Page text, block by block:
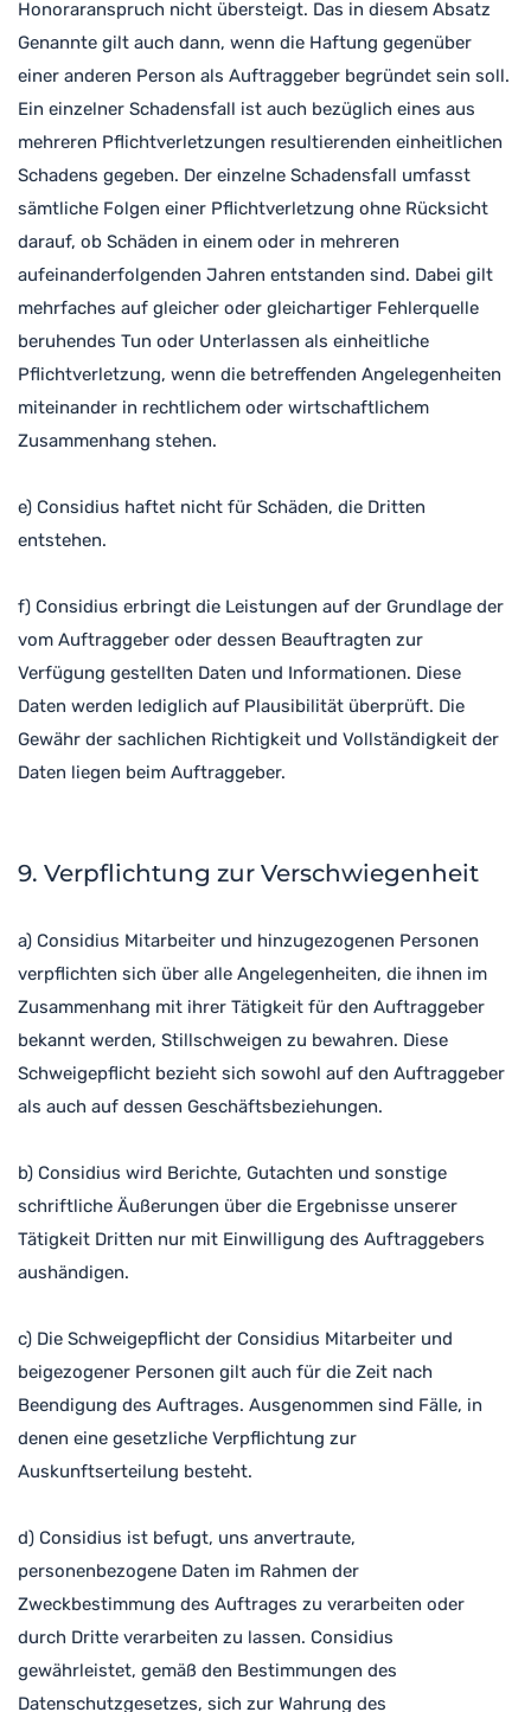
Honoraranspruch nicht übersteigt. Das in diesem Absatz
Genannte gilt auch dann, wenn die Haftung gegenüber
einer anderen Person als Auftraggeber begründet sein soll.
Ein einzelner Schadensfall ist auch bezüglich eines aus
mehreren Pflichtverletzungen resultierenden einheitlichen
Schadens gegeben. Der einzelne Schadensfall umfasst
sämtliche Folgen einer Pflichtverletzung ohne Rücksicht
darauf, ob Schäden in einem oder in mehreren
aufeinanderfolgenden Jahren entstanden sind. Dabei gilt
mehrfaches auf gleicher oder gleichartiger Fehlerquelle
beruhendes Tun oder Unterlassen als einheitliche
Pflichtverletzung, wenn die betreffenden Angelegenheiten
miteinander in rechtlichem oder wirtschaftlichem
Zusammenhang stehen.
e) Considius haftet nicht für Schäden, die Dritten
entstehen.
f) Considius erbringt die Leistungen auf der Grundlage der
vom Auftraggeber oder dessen Beauftragten zur
Verfügung gestellten Daten und Informationen. Diese
Daten werden lediglich auf Plausibilität überprüft. Die
Gewähr der sachlichen Richtigkeit und Vollständigkeit der
Daten liegen beim Auftraggeber.
9. Verpflichtung zur Verschwiegenheit
a) Considius Mitarbeiter und hinzugezogenen Personen
verpflichten sich über alle Angelegenheiten, die ihnen im
Zusammenhang mit ihrer Tätigkeit für den Auftraggeber
bekannt werden, Stillschweigen zu bewahren. Diese
Schweigepflicht bezieht sich sowohl auf den Auftraggeber
als auch auf dessen Geschäftsbeziehungen.
b) Considius wird Berichte, Gutachten und sonstige
schriftliche Äußerungen über die Ergebnisse unserer
Tätigkeit Dritten nur mit Einwilligung des Auftraggebers
aushändigen.
c) Die Schweigepflicht der Considius Mitarbeiter und
beigezogener Personen gilt auch für die Zeit nach
Beendigung des Auftrages. Ausgenommen sind Fälle, in
denen eine gesetzliche Verpflichtung zur
Auskunftserteilung besteht.
d) Considius ist befugt, uns anvertraute,
personenbezogene Daten im Rahmen der
Zweckbestimmung des Auftrages zu verarbeiten oder
durch Dritte verarbeiten zu lassen. Considius
gewährleistet, gemäß den Bestimmungen des
Datenschutzgesetzes, sich zur Wahrung des